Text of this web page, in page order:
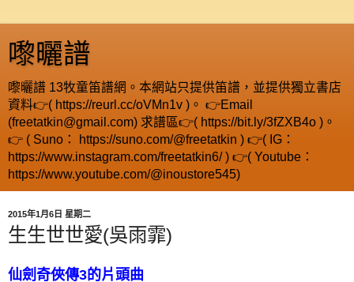
嚟曬譜
嚟曬譜 13牧童笛譜網。本網站只提供笛譜，並提供獨立書店
資料👉( https://reurl.cc/oVMn1v )。 👉Email
(freetatkin@gmail.com) 求譜區👉( https://bit.ly/3fZXB4o )。
👉 ( Suno： https://suno.com/@freetatkin ) 👉( IG：
https://www.instagram.com/freetatkin6/ ) 👉( Youtube：
https://www.youtube.com/@inoustore545)
2015年1月6日 星期二
生生世世愛(吳雨霏)
仙劍奇俠傳3的片頭曲